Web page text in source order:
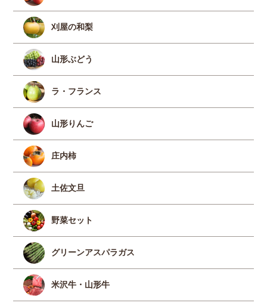
刈屋の和梨
山形ぶどう
ラ・フランス
山形りんご
庄内柿
土佐文旦
野菜セット
グリーンアスパラガス
米沢牛・山形牛